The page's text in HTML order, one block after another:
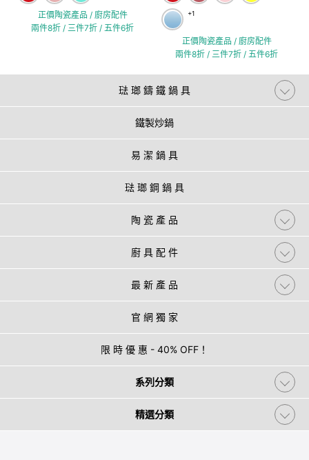
正價陶瓷產品 / 廚房配件
兩件8折 / 三件7折 / 五件6折
+1
正價陶瓷產品 / 廚房配件
兩件8折 / 三件7折 / 五件6折
琺 瑯 鑄 鐵 鍋 具
鐵製炒鍋
易 潔 鍋 具
琺 瑯 鋼 鍋 具
陶 瓷 產 品
廚 具 配 件
最 新 產 品
官 網 獨 家
限 時 優 惠 - 40% OFF！
系列分類
精選分類